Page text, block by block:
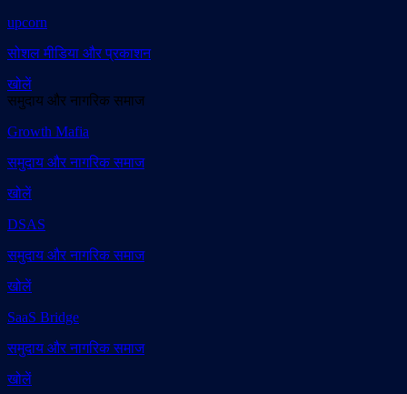
upcorn
सोशल मीडिया और प्रकाशन
खोलें
समुदाय और नागरिक समाज
Growth Mafia
समुदाय और नागरिक समाज
खोलें
DSAS
समुदाय और नागरिक समाज
खोलें
SaaS Bridge
समुदाय और नागरिक समाज
खोलें